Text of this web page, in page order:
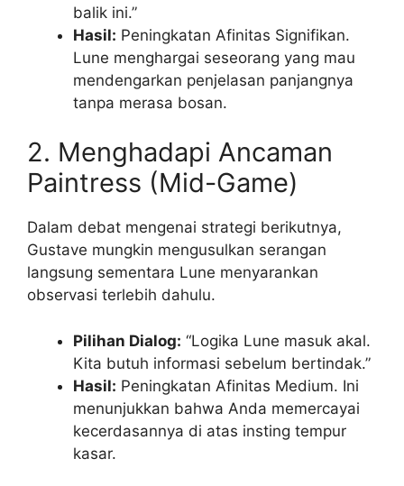
balik ini.”
Hasil: Peningkatan Afinitas Signifikan.
Lune menghargai seseorang yang mau
mendengarkan penjelasan panjangnya
tanpa merasa bosan.
2. Menghadapi Ancaman
Paintress (Mid-Game)
Dalam debat mengenai strategi berikutnya,
Gustave mungkin mengusulkan serangan
langsung sementara Lune menyarankan
observasi terlebih dahulu.
Pilihan Dialog: “Logika Lune masuk akal.
Kita butuh informasi sebelum bertindak.”
Hasil: Peningkatan Afinitas Medium. Ini
menunjukkan bahwa Anda memercayai
kecerdasannya di atas insting tempur
kasar.